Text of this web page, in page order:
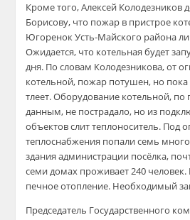
Кроме того, Алексей Колодезников
Борисову, что пожар в пристрое
Югоренок Усть-Майского района
Ожидается, что котельная будет
дня. По словам Колодезникова, от
котельной, пожар потушен, но
тлеет. Оборудование котельной,
данным, не пострадало, но из
объектов слит теплоноситель. Под
теплоснабжения попали семь
здания администрации посёлка,
семи домах проживает 240 человек.
печное отопление. Необходимый
Председатель Государственного